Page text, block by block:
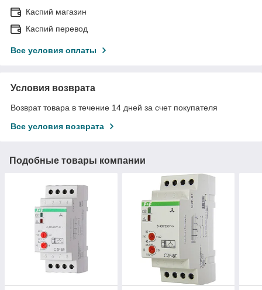
Каспий магазин
Каспий перевод
Все условия оплаты
Условия возврата
Возврат товара в течение 14 дней за счет покупателя
Все условия возврата
Подобные товары компании